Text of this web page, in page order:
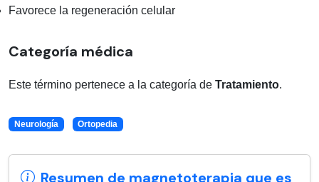
Favorece la regeneración celular
Categoría médica
Este término pertenece a la categoría de Tratamiento.
Neurología Ortopedia
Resumen de magnetoterapia que es